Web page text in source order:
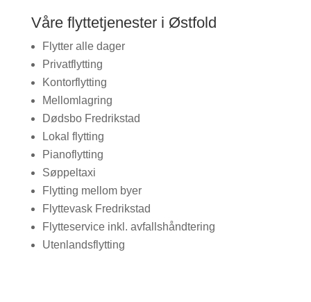
Våre flyttetjenester i Østfold
Flytter alle dager
Privatflytting
Kontorflytting
Mellomlagring
Dødsbo Fredrikstad
Lokal flytting
Pianoflytting
Søppeltaxi
Flytting mellom byer
Flyttevask Fredrikstad
Flytteservice inkl. avfallshåndtering
Utenlandsflytting